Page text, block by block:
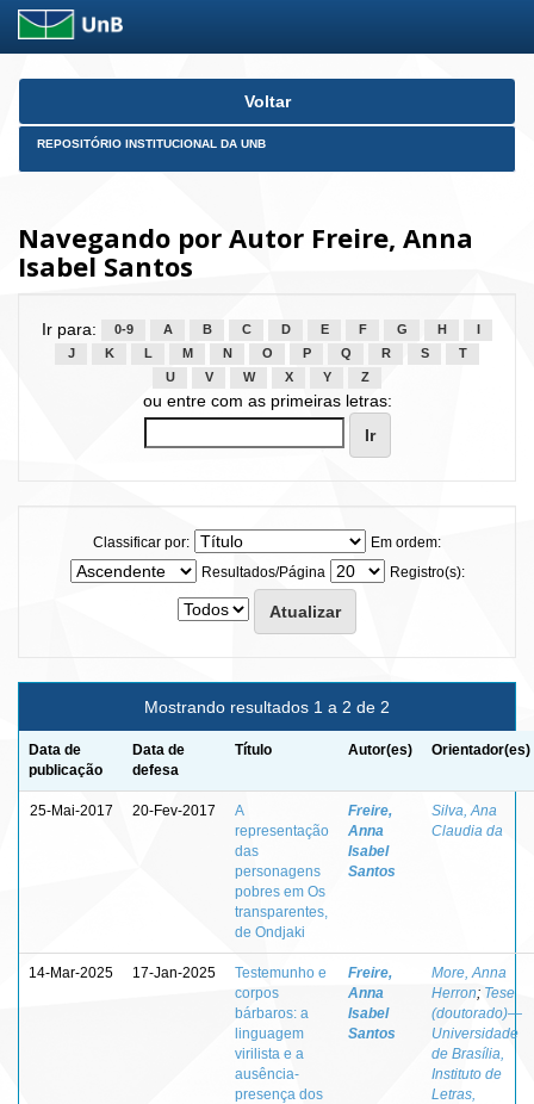
Skip
Voltar
REPOSITÓRIO INSTITUCIONAL DA UNB
Navegando por Autor Freire, Anna
Isabel Santos
Ir para: 0-9 A B C D E F G H
J
K L M N O P Q R S
T
U
V W X Y Z
ou entre com as primeiras letras:
Classificar por:
Em ordem:
Resultados/Página
Registro(s):
Mostrando resultados 1 a 2 de 2
Data de
publicação
Data de
defesa
Título Autor(es) Orientador(es)
25-Mai-2017 20-Fev-2017
A
representação
das
personagens
pobres em Os
transparentes,
de Ondjaki
Freire,
Anna
Isabel
Santos
Silva, Ana
Claudia da
14-Mar-2025 17-Jan-2025
Testemunho e
corpos
bárbaros: a
linguagem
virilista e a
ausência-
presença dos
Freire,
Anna
Isabel
Santos
More, Anna
Herron; Tese
(doutorado)—
Universidade
de Brasília,
Instituto de
Letras,